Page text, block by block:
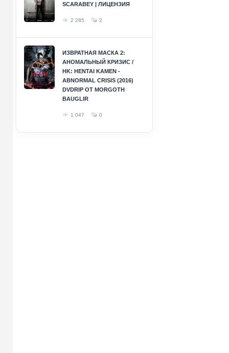
SCARABEY | ЛИЦЕНЗИЯ
2 285 2
ИЗВРАТНАЯ МАСКА 2:
АНОМАЛЬНЫЙ КРИЗИС /
HK: HENTAI KAMEN -
ABNORMAL CRISIS (2016)
DVDRIP ОТ MORGOTH
BAUGLIR
1 047 0